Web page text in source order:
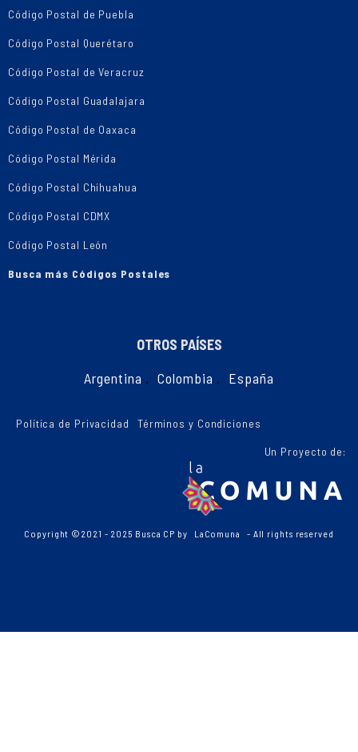
Código Postal de Puebla
Código Postal Querétaro
Código Postal de Veracruz
Código Postal Guadalajara
Código Postal de Oaxaca
Código Postal Mérida
Código Postal Chihuahua
Código Postal CDMX
Código Postal León
Busca más Códigos Postales
OTROS PAÍSES
Argentina , Colombia , España
Política de Privacidad Términos y Condiciones
Un Proyecto de:
Copyright ©2021 - 2025 Busca CP by LaComuna - All rights reserved